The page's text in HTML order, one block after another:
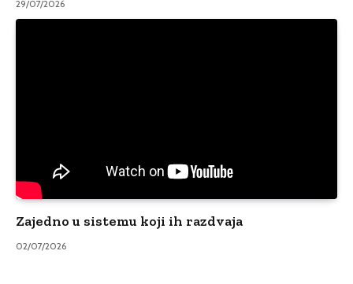
29/07/2026
Zajedno u sistemu koji ih razdvaja
02/07/2026